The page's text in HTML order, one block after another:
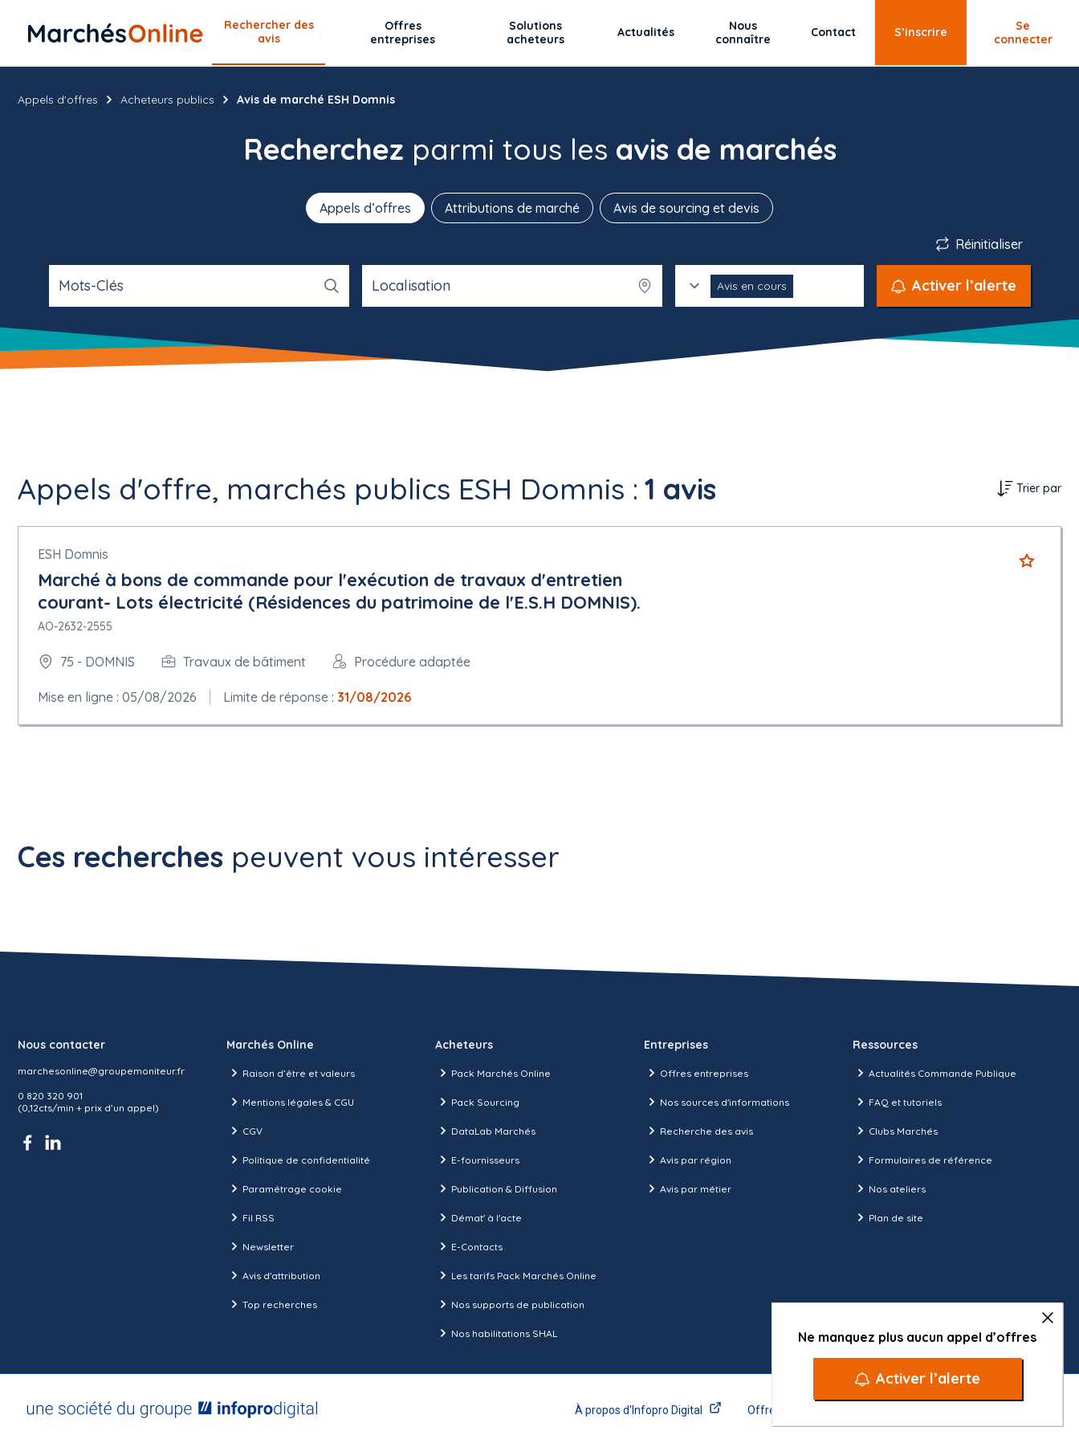
Rechercher des
avis
Offres
entreprises
Solutions
acheteurs
Actualités
Nous
connaître
Contact S’inscrire
Se
connecter
Recherchez parmi tous les avis de marchés
Appels d’offres Attributions de marché Avis de sourcing et devis
Réinitialiser
Mots-Clés Localisation Avis en cours Activer l’alerte
Ne manquez plus aucun appel d’offres
Activer l’alerte
Appels d'offres Acheteurs publics Avis de marché ESH Domnis
Appels d'offre, marchés publics ESH Domnis : 1 avis Trier par
ESH Domnis
Marché à bons de commande pour l'exécution de travaux d'entretien
courant- Lots électricité (Résidences du patrimoine de l'E.S.H DOMNIS).
AO-2632-2555
75 - DOMNIS Travaux de bâtiment Procédure adaptée
Mise en ligne : 05/08/2026 Limite de réponse : 31/08/2026
Ces recherches peuvent vous intéresser
Nous contacter
marchesonline@groupemoniteur.fr
0 820 320 901
(0,12cts/min + prix d’un appel)
Marchés Online
Raison d’être et valeurs
Mentions légales & CGU
CGV
Politique de confidentialité
Paramétrage cookie
Fil RSS
Newsletter
Avis d'attribution
Top recherches
Acheteurs
Pack Marchés Online
Pack Sourcing
DataLab Marchés
E-fournisseurs
Publication & Diffusion
Démat' à l'acte
E-Contacts
Les tarifs Pack Marchés Online
Nos supports de publication
Nos habilitations SHAL
Entreprises
Offres entreprises
Nos sources d'informations
Recherche des avis
Avis par région
Avis par métier
Ressources
Actualités Commande Publique
FAQ et tutoriels
Clubs Marchés
Formulaires de référence
Nos ateliers
Plan de site